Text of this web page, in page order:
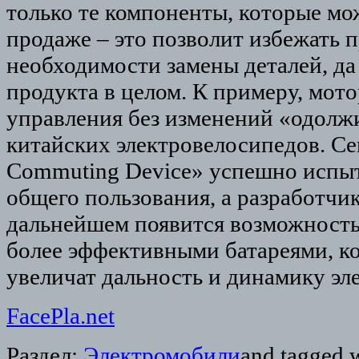
только те компоненты, которые
продаже – это позволит избежать
необходимости замены деталей,
продукта в целом. К примеру,
управления без изменений
китайских электровелосипедов.
Commuting Device» успешно
общего пользования, а
дальнейшем появится
более эффективными батареями,
увеличат дальность и динамику
FacePla.net